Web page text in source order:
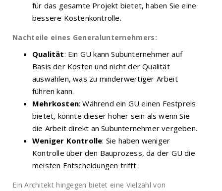
für das gesamte Projekt bietet, haben Sie eine
bessere Kostenkontrolle.
Nachteile eines Generalunternehmers:
Qualität: Ein GU kann Subunternehmer auf
Basis der Kosten und nicht der Qualität
auswählen, was zu minderwertiger Arbeit
führen kann.
Mehrkosten: Während ein GU einen Festpreis
bietet, könnte dieser höher sein als wenn Sie
die Arbeit direkt an Subunternehmer vergeben.
Weniger Kontrolle: Sie haben weniger
Kontrolle über den Bauprozess, da der GU die
meisten Entscheidungen trifft.
Ein Architekt hingegen bietet eine Vielzahl von